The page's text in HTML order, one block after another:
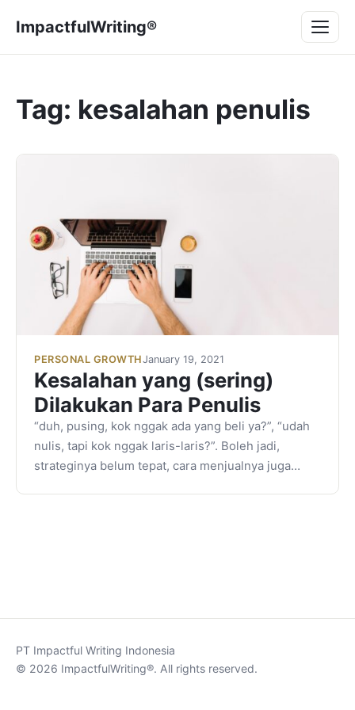
konten
ImpactfulWriting® Menu
Tag: kesalahan penulis
PERSONAL GROWTHJanuary 19, 2021
Kesalahan yang (sering)
Dilakukan Para Penulis
“duh, pusing, kok nggak ada yang beli ya?”, “udah
nulis, tapi kok nggak laris-laris?”. Boleh jadi,
strateginya belum tepat, cara menjualnya juga…
PT Impactful Writing Indonesia
© 2026 ImpactfulWriting®. All rights reserved.